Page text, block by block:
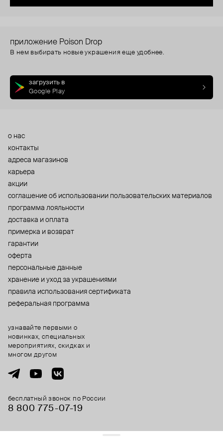
приложение Poison Drop
В нем выбирать новые украшения еще удобнее.
загрузить в
Google Play
о нас
контакты
адреса магазинов
карьера
акции
cоглашение об использовании пользовательских материалов
программа лояльности
доставка и оплата
примерка и возврат
гарантии
оферта
персональные данные
хранение и уход за украшениями
правила использования сертификата
реферальная программа
бесплатный звонок по России
8 800 775⁠-07⁠-19
узнавайте первыми о
новинках, специальных
мероприятиях, скидках и
многом другом